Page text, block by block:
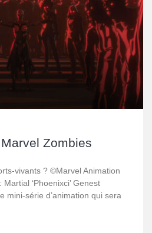
Zombies
vivants ? ©Marvel Animation
‘Phoenixci’ Genest
mini-série d’animation qui sera